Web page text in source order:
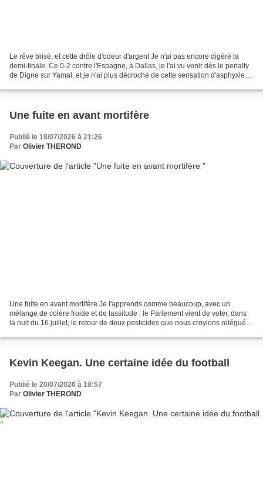
Le rêve brisé, et cette drôle d'odeur d'argent Je n'ai pas encore digéré la
demi-finale. Ce 0-2 contre l'Espagne, à Dallas, je l'ai vu venir dès le penalty
de Digne sur Yamal, et je n'ai plus décroché de cette sensation d'asphyxie
Une fuite en avant mortifère
Publié le 18/07/2026 à 21:26
Par Olivier THEROND
Une fuite en avant mortifère Je l'apprends comme beaucoup, avec un
mélange de colère froide et de lassitude : le Parlement vient de voter, dans
la nuit du 16 juillet, le retour de deux pesticides que nous croyions relégués
Kevin Keegan. Une certaine idée du football
Publié le 20/07/2026 à 18:57
Par Olivier THEROND